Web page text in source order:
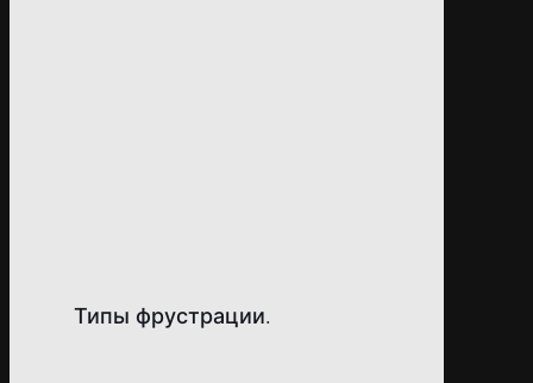
Типы фрустрации.